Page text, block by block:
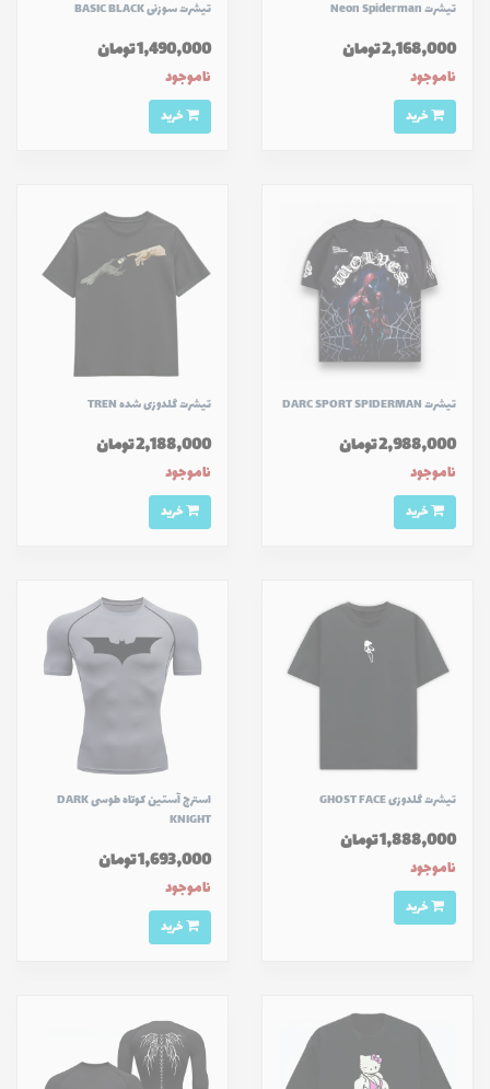
تیشرت Neon Spiderman
2,168,000 تومان
ناموجود
تيشرت سوزنی BASIC BLACK
1,490,000 تومان
ناموجود
تیشرت DARC SPORT SPIDERMAN
2,988,000 تومان
ناموجود
تیشرت گلدوزی شده TREN
2,188,000 تومان
ناموجود
تیشرت گلدوزی GHOST FACE
1,888,000 تومان
ناموجود
استرج آستین کوتاه طوسی DARK
KNIGHT
1,693,000 تومان
ناموجود